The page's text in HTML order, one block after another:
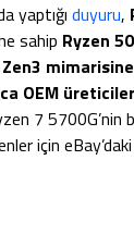
yaptığı duyuru,
sahip Ryzen
Zen3 mimarisine
OEM
7 5700G’nin
için